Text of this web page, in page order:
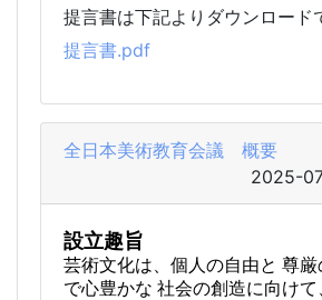
提言書は下記よりダウンロード
提言書.pdf
全日本美術教育会議 概要
2025-
設立趣旨
芸術文化は、個人の自由と 尊
で心豊かな 社会の創造に向けて